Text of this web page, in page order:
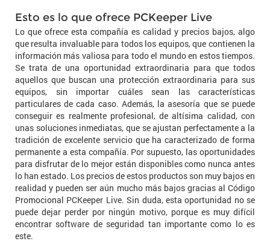
Esto es lo que ofrece PCKeeper Live
Lo que ofrece esta compañía es calidad y precios bajos, algo
que resulta invaluable para todos los equipos, que contienen la
información más valiosa para todo el mundo en estos tiempos.
Se trata de una oportunidad extraordinaria para que todos
aquellos que buscan una protección extraordinaria para sus
equipos, sin importar cuáles sean las características
particulares de cada caso. Además, la asesoría que se puede
conseguir es realmente profesional, de altísima calidad, con
unas soluciones inmediatas, que se ajustan perfectamente a la
tradición de excelente servicio que ha caracterizado de forma
permanente a esta compañía. Por supuesto, las oportunidades
para disfrutar de lo mejor están disponibles como nunca antes
lo han estado. Los precios de estos productos son muy bajos en
realidad y pueden ser aún mucho más bajos gracias al Código
Promocional PCKeeper Live. Sin duda, esta oportunidad no se
puede dejar perder por ningún motivo, porque es muy difícil
encontrar software de seguridad tan importante como lo es
este.